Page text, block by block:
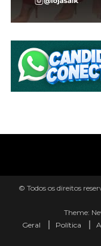
© Todos os direitos
Theme:
Geral
Política